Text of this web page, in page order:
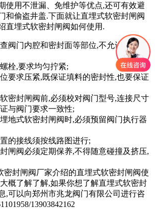
使用不泄漏、免维护等优点,还可有效避
和偷盗井盖.下面就让直埋式软密封闸阀
直埋式软密封闸阀如何使用.
门内腔和密封面等部位,不允许有污物
栓,要求均匀拧紧;
求压紧,既保证填料的密封性,也要保证
封闸阀前,必须校对阀门型号,连接尺寸
与阀门要求一致性;
式软密封闸阀时,必须预留阀门执行器
接线须按线路图进行;
阀必须定期保养,不得随意碰撞及挤压,
封闸阀厂家介绍的直埋式软密封闸阀使
概了解了解,如果你想了解直埋式软密封
,可以向郑州市兆龙阀门有限公司进行咨
13903842162